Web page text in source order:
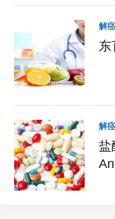
解
解
盐